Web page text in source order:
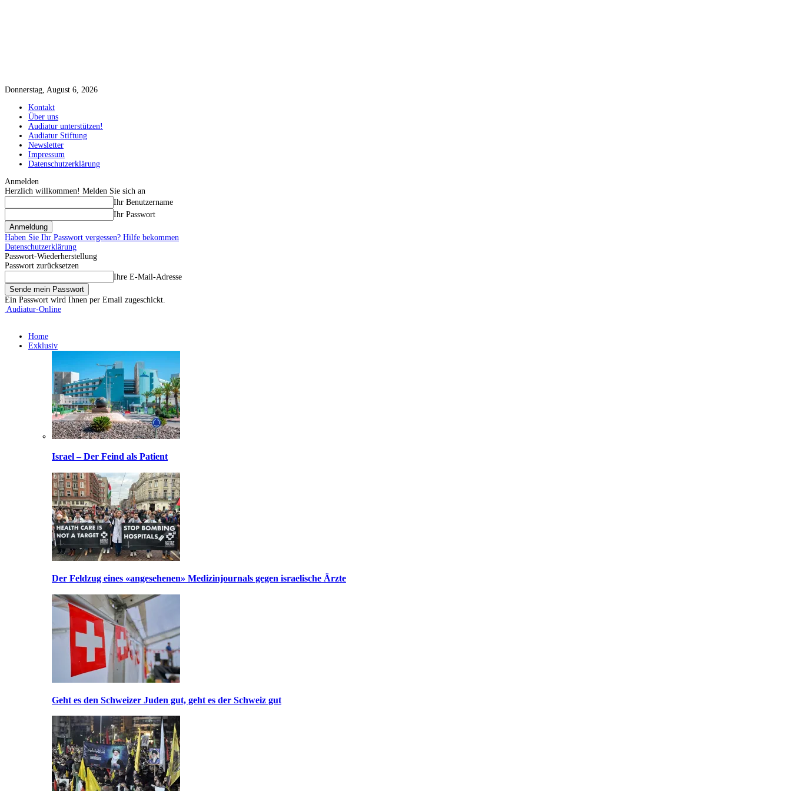
Donnerstag, August 6, 2026
Kontakt
Über uns
Audiatur unterstützen!
Audiatur Stiftung
Newsletter
Impressum
Datenschutzerklärung
Anmelden
Herzlich willkommen! Melden Sie sich an
Ihr Benutzername
Ihr Passwort
Haben Sie Ihr Passwort vergessen? Hilfe bekommen
Datenschutzerklärung
Passwort-Wiederherstellung
Passwort zurücksetzen
Ihre E-Mail-Adresse
Ein Passwort wird Ihnen per Email zugeschickt.
Audiatur-Online
Home
Exklusiv
Israel – Der Feind als Patient
Der Feldzug eines «angesehenen» Medizinjournals gegen israelische Ärzte
Geht es den Schweizer Juden gut, geht es der Schweiz gut